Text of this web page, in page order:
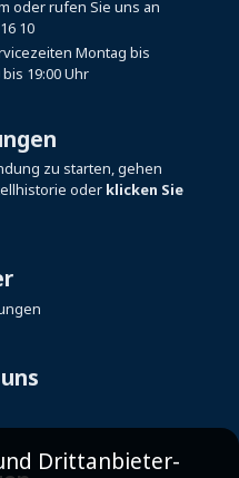
oder rufen Sie uns an
10
Montag bis
19:00 Uhr
zu starten, gehen
oder klicken Sie
Drittanbieter-